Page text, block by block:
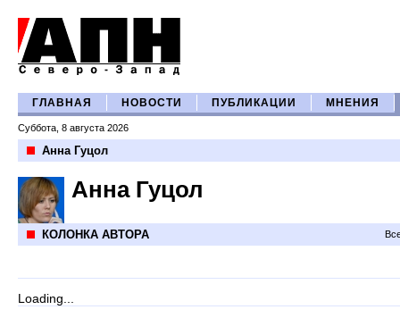
ГЛАВНАЯ НОВОСТИ ПУБЛИКАЦИИ МНЕНИЯ
Суббота, 8 августа 2026
Анна Гуцол
Анна Гуцол
КОЛОНКА АВТОРА
Loading...